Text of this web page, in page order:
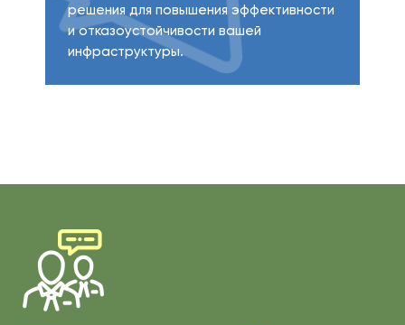
решения для повышения эффективности
и отказоустойчивости вашей
инфраструктуры.